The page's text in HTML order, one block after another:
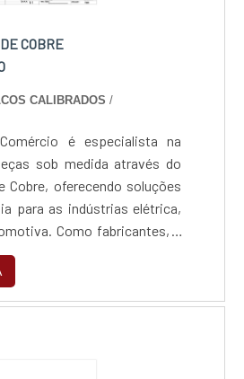
COBRE
CALIBRADOS /
é especialista na
sob medida através do
Cobre, oferecendo soluções
para as indústrias elétrica,
Como fabricantes, a
o processamento de metais
projetos complexos
reais com precisão, rapidez